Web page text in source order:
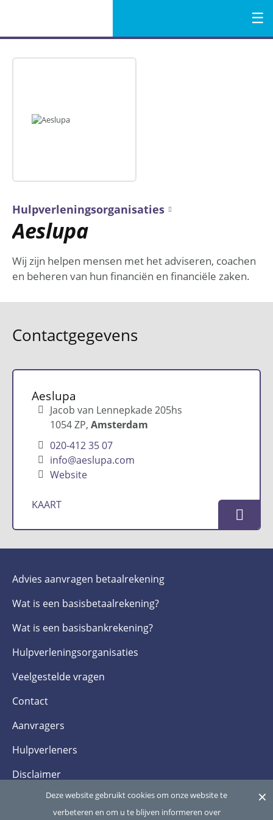
Menu
Hulpverleningsorganisaties
Aeslupa
Wij zijn helpen mensen met het adviseren, coachen
en beheren van hun financiën en financiële zaken.
Contactgegevens
Aeslupa
Jacob van Lennepkade 205hs
1054 ZP Amsterdam
020-412 35 07
info@aeslupa.com
Website
KAART
Advies aanvragen betaalrekening
Wat is een basis­betaalrekening?
Wat is een basis­bankrekening?
Hulpverlenings­organisaties
Veelgestelde­ vragen
Contact
Aanvragers
Hulpverleners
Disclaimer
Privacy- en cookieverklaring
Deze website gebruikt cookies om onze website te
verbeteren en om u te blijven informeren over
×